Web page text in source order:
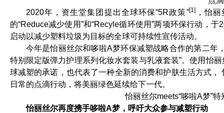
2020年，资生堂集团提出全球环保“5R政策”[1]，怡丽
的“Reduce减少使用”和“Recyle循环使用”两项环保行动，
启动以减少塑料垃圾为目标的全球可持续性宣传活动。
今年是怡丽丝尔和哆啦A梦环保减塑战略合作的第二年
特别限定版弹力护理系列化妆水套装与乳液套装”。使用怡
球减塑的承诺，也代表了一种全新的消费和护肤生活方式
日常的点滴行动，将美丽绿色延续给下一代。
怡丽丝尔meets“哆啦A梦”
怡丽丝尔再度携手哆啦A梦，呼吁大众参与减塑行动